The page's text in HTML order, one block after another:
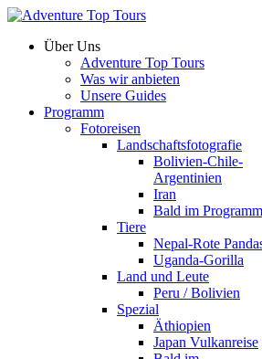
Über Uns
Adventure Top Tours
Was wir anbieten
Unsere Guides
Programm
Fotoreisen
Landschaftsfotografie
Bolivien-Chile-
Argentinien
Iran
Bald im
Tiere
Nepal-Rote
Uganda-Gorilla
Land und Leute
Peru / Bolivien
Spezial
Äthiopien
Japan Vulkanreise